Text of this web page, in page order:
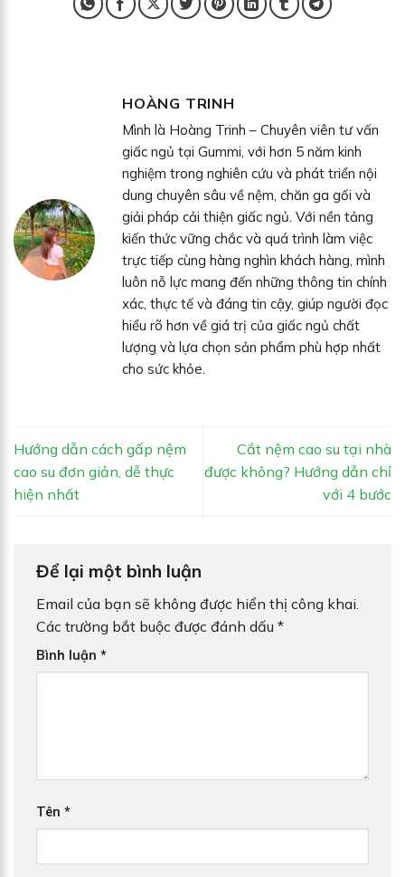
HOÀNG TRINH
Mình là Hoàng Trinh – Chuyên viên tư vấn
giấc ngủ tại Gummi, với hơn 5 năm kinh
nghiệm trong nghiên cứu và phát triển nội
dung chuyên sâu về nệm, chăn ga gối và
giải pháp cải thiện giấc ngủ. Với nền tảng
kiến thức vững chắc và quá trình làm việc
trực tiếp cùng hàng nghìn khách hàng, mình
luôn nỗ lực mang đến những thông tin chính
xác, thực tế và đáng tin cậy, giúp người đọc
hiểu rõ hơn về giá trị của giấc ngủ chất
lượng và lựa chọn sản phẩm phù hợp nhất
cho sức khỏe.
Hướng dẫn cách gấp nệm
cao su đơn giản, dễ thực
hiện nhất
Cắt nệm cao su tại nhà
được không? Hướng dẫn chỉ
với 4 bước
Để lại một bình luận
Email của bạn sẽ không được hiển thị công khai.
Các trường bắt buộc được đánh dấu *
Bình luận *
Tên *